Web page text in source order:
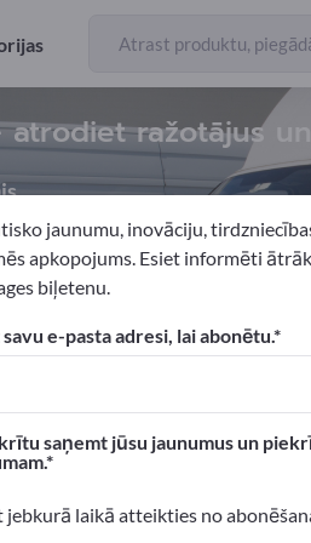
ražotājus
kontakti >> sāciet šeit
produktus
>> publicējiet šeit
jaunumu, inovāciju,
apkopojums. Esiet informēti
biļetenu.
e-pasta adresi, lai abonētu.
saņemt jūsu jaunumus un
jebkurā laikā atteikties no